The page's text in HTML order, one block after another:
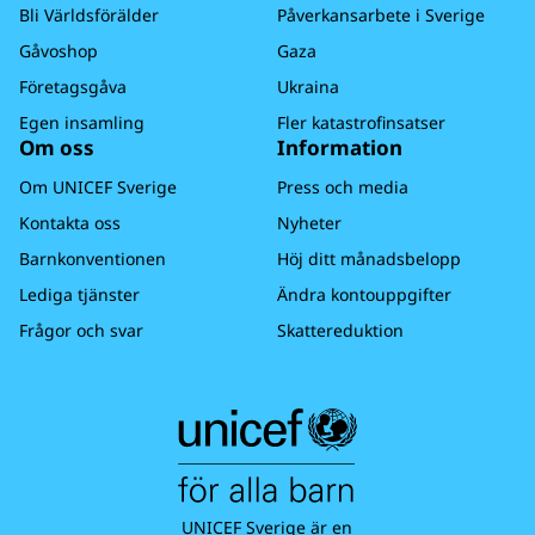
Bli Världsförälder
Gåvoshop
Företagsgåva
Egen insamling
Påverkansarbete i Sverige
Gaza
Ukraina
Fler katastrofinsatser
Om oss
Om UNICEF Sverige
Kontakta oss
Barnkonventionen
Lediga tjänster
Frågor och svar
Information
Press och media
Nyheter
Höj ditt månadsbelopp
Ändra kontouppgifter
Skattereduktion
UNICEF Sverige är en